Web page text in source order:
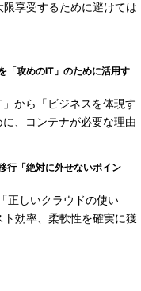
享受するために避けては
「攻めのIT」のために活用す
」から「ビジネスを体現す
、コンテナが必要な理由
行「絶対に外せないポイン
正しいクラウドの使い
効率、柔軟性を確実に獲